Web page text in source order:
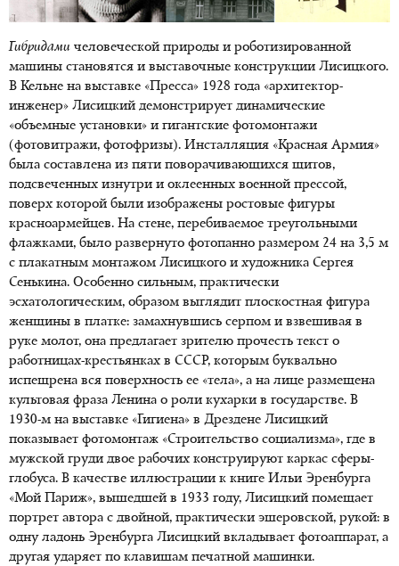
Гибридами человеческой природы и роботизированной
машины становятся и выставочные конструкции Лисицкого.
В Кельне на выставке «Пресса» 1928 года «архитектор-
инженер» Лисицкий демонстрирует динамические
«объемные установки» и гигантские фотомонтажи
(фотовитражи, фотофризы). Инсталляция «Красная Армия»
была составлена из пяти поворачивающихся щитов,
подсвеченных изнутри и оклеенных военной прессой,
поверх которой были изображены ростовые фигуры
красноармейцев. На стене, перебиваемое треугольными
флажками, было развернуто фотопанно размером 24 на 3,5 м
с плакатным монтажом Лисицкого и художника Сергея
Сенькина. Особенно сильным, практически
эсхатологическим, образом выглядит плоскостная фигура
женщины в платке: замахнувшись серпом и взвешивая в
руке молот, она предлагает зрителю прочесть текст о
работницах-крестьянках в СССР, которым буквально
испещрена вся поверхность ее «тела», а на лице размещена
культовая фраза Ленина о роли кухарки в государстве. В
1930-м на выставке «Гигиена» в Дрездене Лисицкий
показывает фотомонтаж «Строительство социализма», где в
мужской груди двое рабочих конструируют каркас сферы-
глобуса. В качестве иллюстрации к книге Ильи Эренбурга
«Мой Париж», вышедшей в 1933 году, Лисицкий помещает
портрет автора с двойной, практически эшеровской, рукой: в
одну ладонь Эренбурга Лисицкий вкладывает фотоаппарат, а
другая ударяет по клавишам печатной машинки.